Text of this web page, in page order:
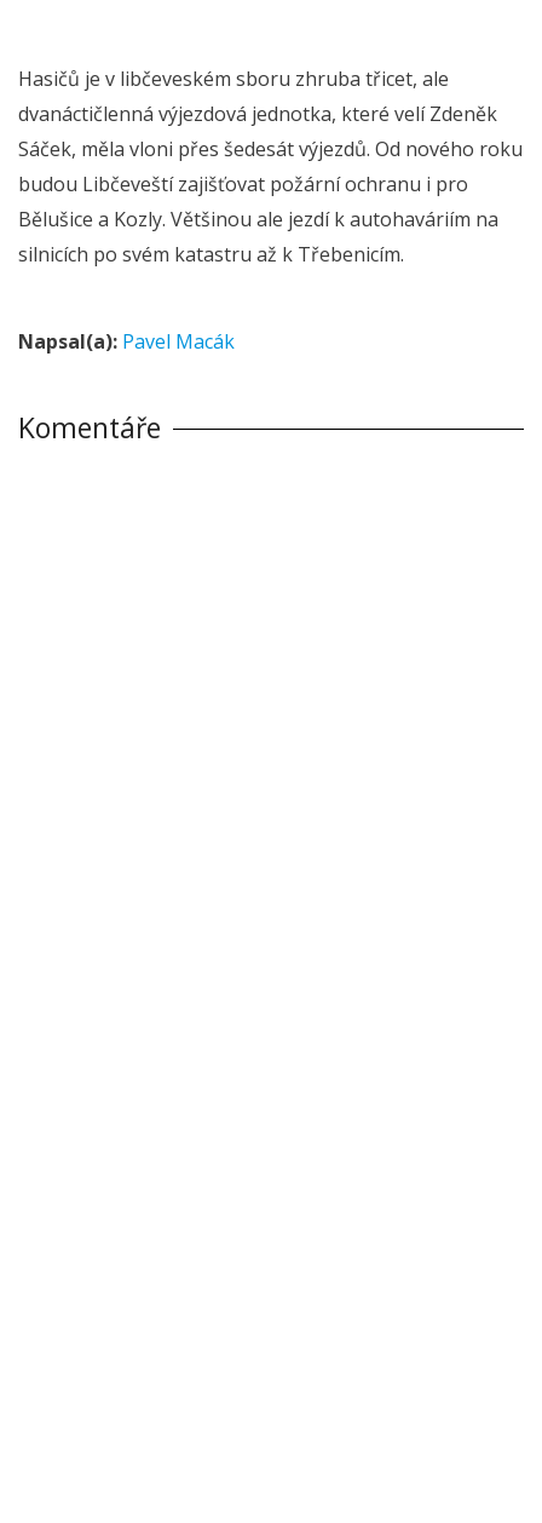
Hasičů je v libčeveském sboru zhruba třicet, ale
dvanáctičlenná výjezdová jednotka, které velí Zdeněk
Sáček, měla vloni přes šedesát výjezdů. Od nového roku
budou Libčeveští zajišťovat požární ochranu i pro
Bělušice a Kozly. Většinou ale jezdí k autohaváriím na
silnicích po svém katastru až k Třebenicím.
Napsal(a): Pavel Macák
Komentáře